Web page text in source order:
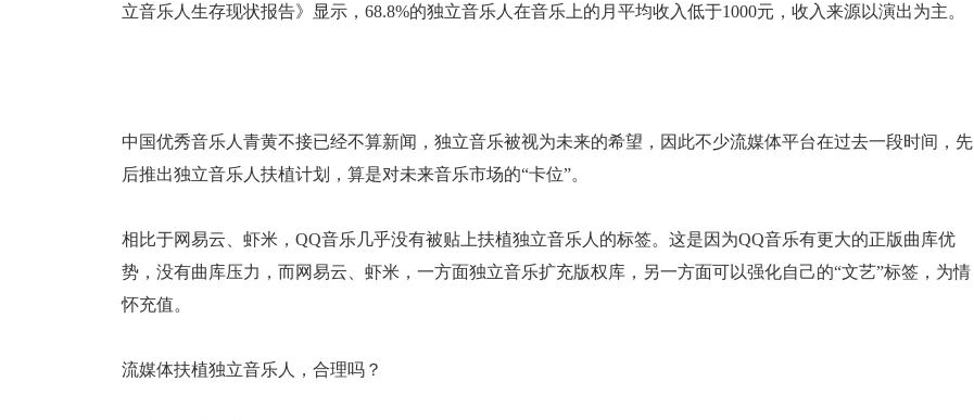
立音乐人生存现状报告》显示，68.8%的独立音乐人在音乐上的月平均收入低于1000元，收入来源以演出为主。
中国优秀音乐人青黄不接已经不算新闻，独立音乐被视为未来的希望，因此不少流媒体平台在过去一段时间，先
后推出独立音乐人扶植计划，算是对未来音乐市场的“卡位”。
相比于网易云、虾米，QQ音乐几乎没有被贴上扶植独立音乐人的标签。这是因为QQ音乐有更大的正版曲库优
势，没有曲库压力，而网易云、虾米，一方面独立音乐扩充版权库，另一方面可以强化自己的“文艺”标签，为情
怀充值。
流媒体扶植独立音乐人，合理吗？